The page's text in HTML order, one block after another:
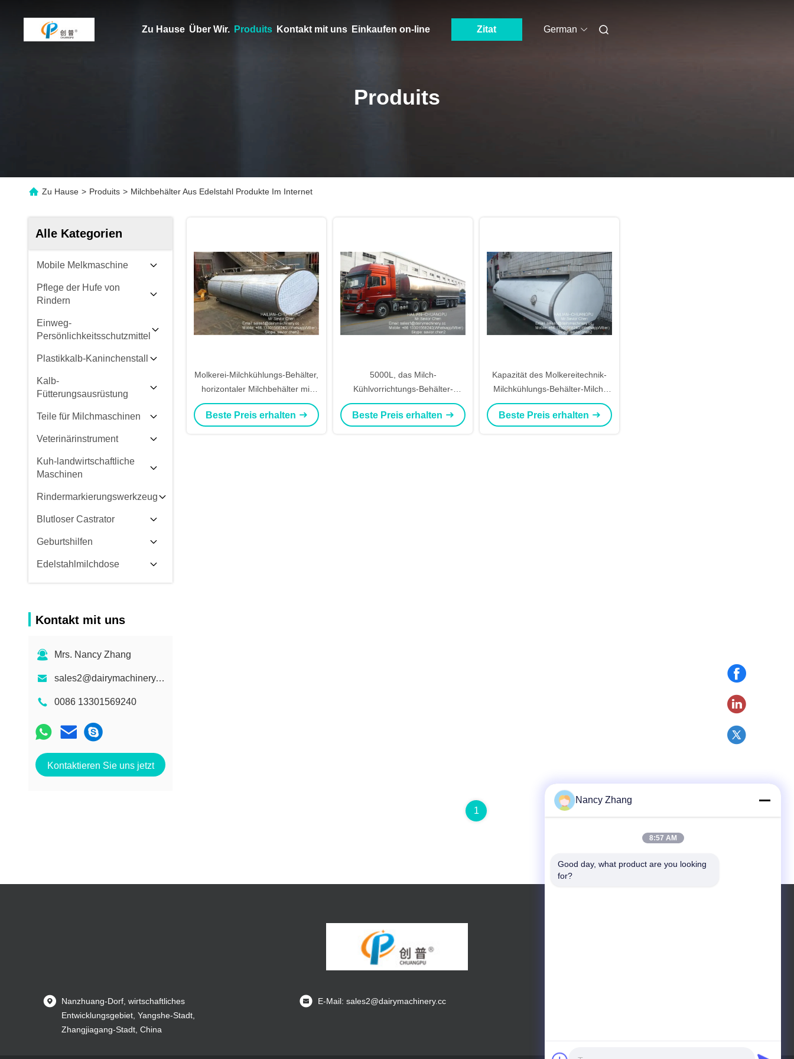
Zu Hause Über Wir. Produits Kontakt mit uns Einkaufen on-line Zitat German
Produits
Zu Hause > Produits > Milchbehälter Aus Edelstahl Produkte Im Internet
Alle Kategorien
Mobile Melkmaschine
Pflege der Hufe von
Rindern
Einweg-
Persönlichkeitsschutzmittel
Plastikkalb-Kaninchenstall
Kalb-
Fütterungsausrüstung
Teile für Milchmaschinen
Veterinärinstrument
Kuh-landwirtschaftliche
Maschinen
Rindermarkierungswerkzeug
Blutloser Castrator
Geburtshilfen
Edelstahlmilchdose
Kontakt mit uns
Mrs. Nancy Zhang
sales2@dairymachinery.cc
0086 13301569240
Kontaktieren Sie uns jetzt
Molkerei-Milchkühlungs-Behälter,
horizontaler Milchbehälter mit
LKW 10000 Liter
Beste Preis erhalten
5000L, das Milch-
Kühlvorrichtungs-Behälter-
Edelstahl-Milch-Sammelbehälter
transportiert
Beste Preis erhalten
Kapazität des Molkereitechnik-
Milchkühlungs-Behälter-Milch-
LKW-Behälter-Transport-10000L
Beste Preis erhalten
1
Nanzhuang-Dorf, wirtschaftliches
Entwicklungsgebiet, Yangshe-Stadt,
Zhangjiagang-Stadt, China
E-Mail: sales2@dairymachinery.cc
Nancy Zhang
8:57 AM
Good day, what product are you looking
for?